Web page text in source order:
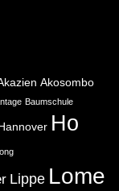
Akosombo
Baumschule
Ho
Lippe Lome